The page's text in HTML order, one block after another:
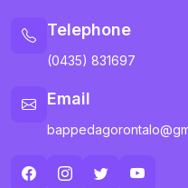
Telephone
(0435) 831697
Email